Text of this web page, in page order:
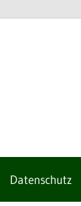
Datenschutz